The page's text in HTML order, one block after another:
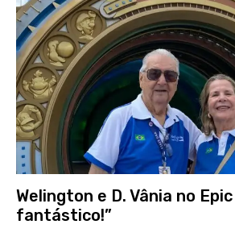
Welington e D. Vânia no
fantástico!”